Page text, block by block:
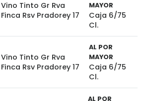
Vino Tinto Gr Rva
Finca Rsv Pradorey 17
MAYOR
Caja 6/75
Cl.
Vino Tinto Gr Rva
Finca Rsv Pradorey 17
AL POR
MAYOR
Caja 6/75
Cl.
AL POR